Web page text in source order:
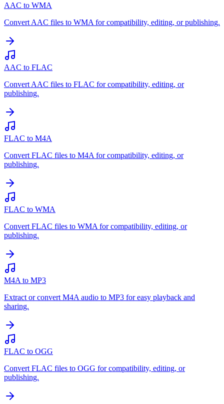
AAC to WMA
Convert AAC files to WMA for compatibility, editing, or publishing.
AAC to FLAC
Convert AAC files to FLAC for compatibility, editing, or
publishing.
FLAC to M4A
Convert FLAC files to M4A for compatibility, editing, or
publishing.
FLAC to WMA
Convert FLAC files to WMA for compatibility, editing, or
publishing.
M4A to MP3
Extract or convert M4A audio to MP3 for easy playback and
sharing.
FLAC to OGG
Convert FLAC files to OGG for compatibility, editing, or
publishing.